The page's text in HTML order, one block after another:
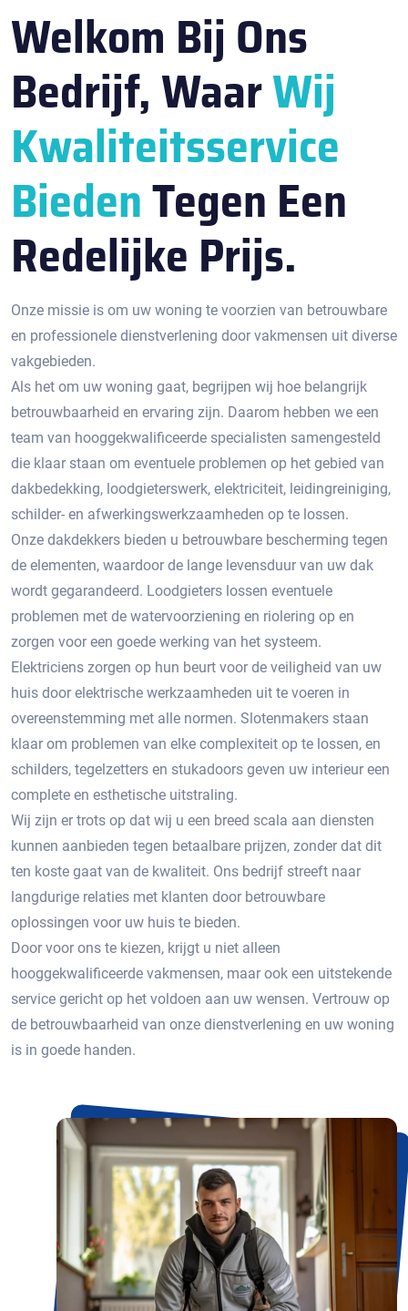
Welkom Bij Ons
Bedrijf, WaarWij
Kwaliteitsservice
BiedenTegen Een
Redelijke Prijs.
Onze missie is om uw woning te voorzien van betrouwbare
en professionele dienstverlening door vakmensen uit diverse
vakgebieden.
Als het om uw woning gaat, begrijpen wij hoe belangrijk
betrouwbaarheid en ervaring zijn. Daarom hebben we een
team van hooggekwalificeerde specialisten samengesteld
die klaar staan om eventuele problemen op het gebied van
dakbedekking, loodgieterswerk, elektriciteit, leidingreiniging,
schilder- en afwerkingswerkzaamheden op te lossen.
Onze dakdekkers bieden u betrouwbare bescherming tegen
de elementen, waardoor de lange levensduur van uw dak
wordt gegarandeerd. Loodgieters lossen eventuele
problemen met de watervoorziening en riolering op en
zorgen voor een goede werking van het systeem.
Elektriciens zorgen op hun beurt voor de veiligheid van uw
huis door elektrische werkzaamheden uit te voeren in
overeenstemming met alle normen. Slotenmakers staan ​​
klaar om problemen van elke complexiteit op te lossen, en
schilders, tegelzetters en stukadoors geven uw interieur een
complete en esthetische uitstraling.
Wij zijn er trots op dat wij u een breed scala aan diensten
kunnen aanbieden tegen betaalbare prijzen, zonder dat dit
ten koste gaat van de kwaliteit. Ons bedrijf streeft naar
langdurige relaties met klanten door betrouwbare
oplossingen voor uw huis te bieden.
Door voor ons te kiezen, krijgt u niet alleen
hooggekwalificeerde vakmensen, maar ook een uitstekende
service gericht op het voldoen aan uw wensen. Vertrouw op
de betrouwbaarheid van onze dienstverlening en uw woning
is in goede handen.